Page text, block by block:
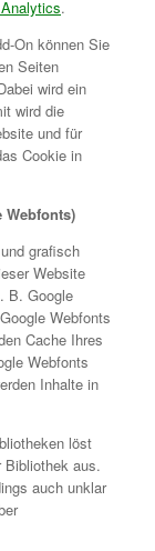
.
On können Sie
Seiten
wird ein
wird die
und für
Cookie in
grafisch
Website
B. Google
Webfonts
Cache Ihres
Webfonts
Inhalte in
löst
Bibliothek aus.
auch unklar